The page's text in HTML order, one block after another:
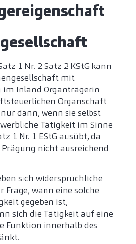
1 Nr. 2 Satz 2 KStG kann
mit
im Inland Organträgerin
Organschaft
dann, wenn sie selbst
Tätigkeit im Sinne
1 Nr. 1 EStG ausübt, da
nicht ausreichend
sich widersprüchliche
Frage, wann eine solche
gegeben ist,
sich die Tätigkeit auf eine
Funktion innerhalb des